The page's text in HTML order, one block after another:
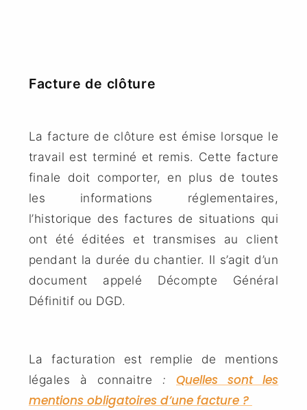
Facture de clôture
La facture de clôture est émise lorsque le
travail est terminé et remis. Cette facture
finale doit comporter, en plus de toutes
les informations réglementaires,
l’historique des factures de situations qui
ont été éditées et transmises au client
pendant la durée du chantier. Il s’agit d’un
document appelé Décompte Général
Définitif ou DGD.
La facturation est remplie de mentions
légales à connaitre :Quelles sont les
mentions obligatoires d’une facture ?